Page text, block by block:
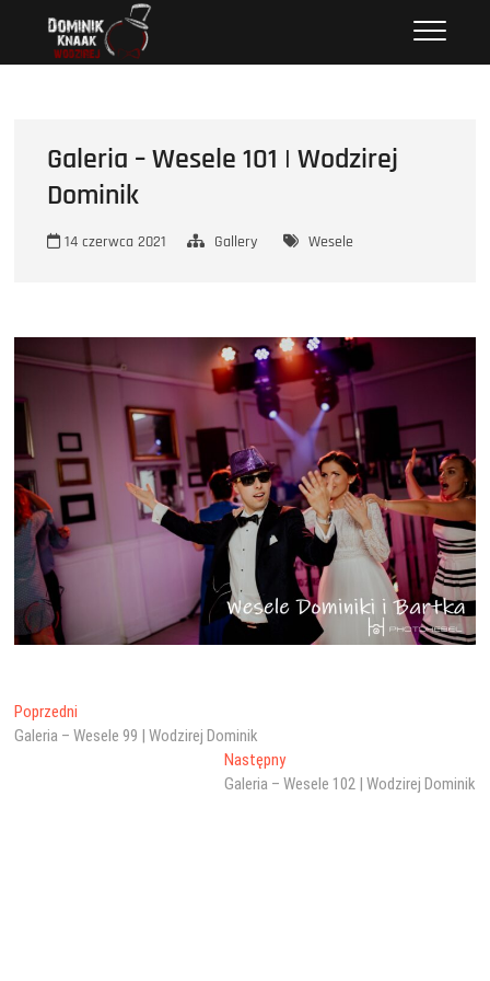
STRONA INTERNETOWA WODZIREJA DOMINIKA.
Galeria – Wesele 101 | Wodzirej
Dominik
14 czerwca 2021 Gallery Wesele
Nawigacja
wpisu
Poprzedni
wpis:
Galeria – Wesele 99 | Wodzirej Dominik
NastępnyNastępny
wpis:
Galeria – Wesele 102 | Wodzirej Dominik